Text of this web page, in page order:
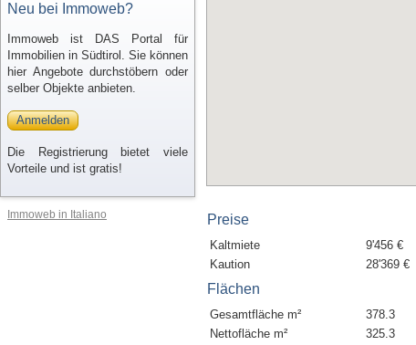
Neu bei Immoweb?
Immoweb ist DAS Portal für
Immobilien in Südtirol. Sie können
hier Angebote durchstöbern oder
selber Objekte anbieten.
Anmelden
Die Registrierung bietet viele
Vorteile und ist gratis!
Immoweb in Italiano Preise
Kaltmiete
9'456 €
Kaution
28'369 €
Flächen
Gesamtfläche m²
378.3
Nettofläche m²
325.3